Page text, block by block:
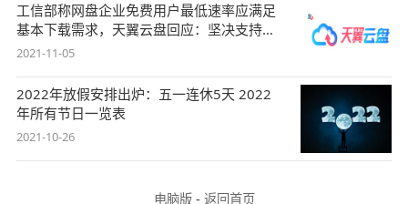
工信部称网盘企业免费用户最低速率应满足
基本下载需求，天翼云盘回应：坚决支持，
始终
2021-11-05
2022年放假安排出炉：五一连休5天 2022
年所有节日一览表
2021-10-26
电脑版- 返回首页